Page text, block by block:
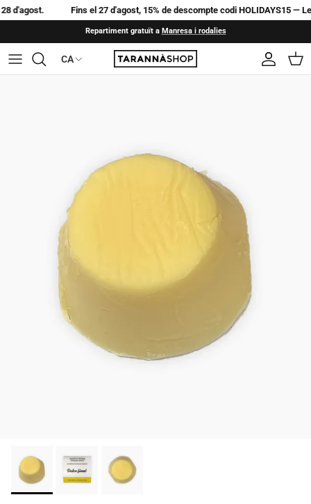
Saltar al contingutFins el 27 d'agost, 15% de descompte codi HOLIDAYS15 —
Repartiment gratuït a Manresa i rodalies
Idioma
CA Compte